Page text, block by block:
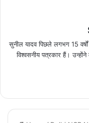
सुनील यादव पिछले लगभग 15
विश्वसनीय पत्रकार हैं।